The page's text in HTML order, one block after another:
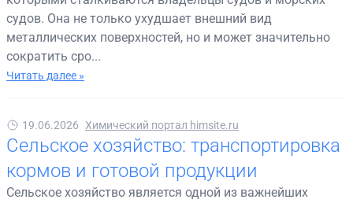
судов. Она не только ухудшает внешний вид
металлических поверхностей, но и может значительно
сократить сро...
Читать далее »
19.06.2026 Химический портал himsite.ru
Сельское хозяйство: транспортировка
кормов и готовой продукции
Сельское хозяйство является одной из важнейших